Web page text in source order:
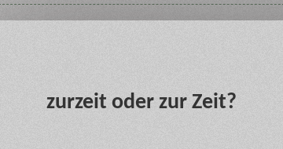
zurzeit oder zur Zeit?